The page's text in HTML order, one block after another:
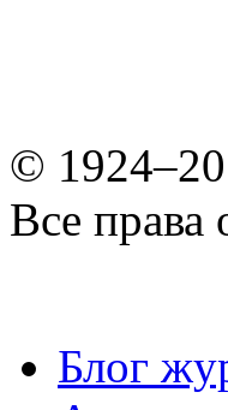
©
Все права
Блог